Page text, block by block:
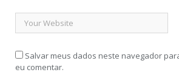
Salvar meus dados neste navegador
eu comentar.